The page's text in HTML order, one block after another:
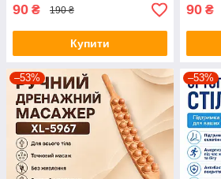
90 ₴ 190 ₴
Купити
90 ₴
–53% –53%